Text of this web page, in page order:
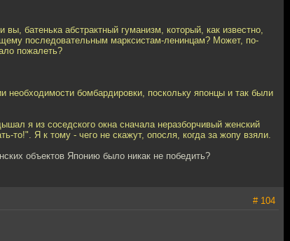
батенька абстрактный гуманизм, который, как известно,
последовательным марксистам-ленинцам? Может, по-
пожалеть?
необходимости бомбардировки, поскольку японцы и так были
я из соседского окна сначала неразборчивый женский
то!". Я к тому - чего не скажут, опосля, когда за жопу взяли.
объектов Японию было никак не победить?
# 104